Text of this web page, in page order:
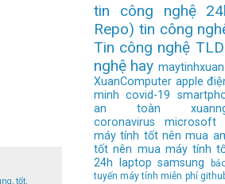
, tốt,
tin công nghệ
Repo) tin công
Tin công nghệ
nghệ hay maytinhxuan
XuanComputer apple
minh covid-19
an toàn
coronavirus
microsoft
máy tính tốt nên mua
tốt nên mua máy tính
24h
laptop samsung
tuyến máy tính miễn phí